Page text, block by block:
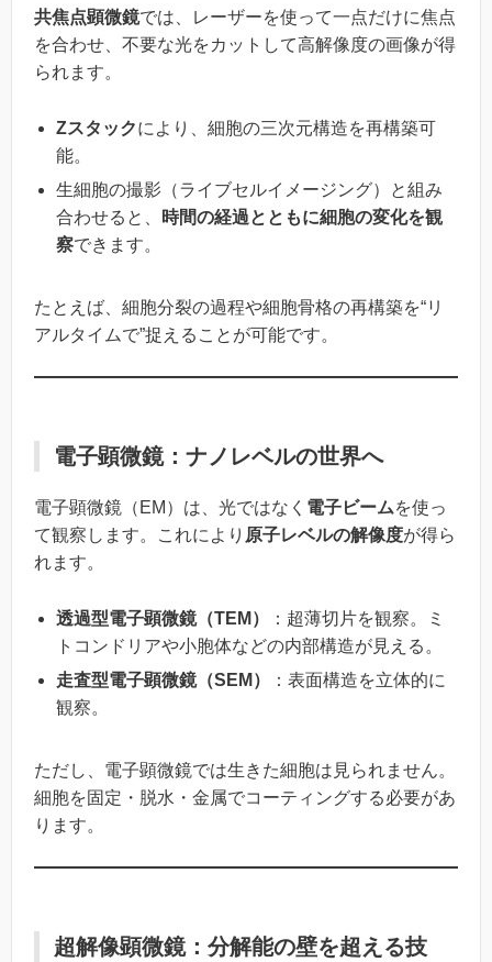
共焦点顕微鏡では、レーザーを使って一点だけに焦点
を合わせ、不要な光をカットして高解像度の画像が得
られます。
Zスタックにより、細胞の三次元構造を再構築可
能。
生細胞の撮影（ライブセルイメージング）と組み
合わせると、
時間の経過とともに細胞の変化を観
察できます。
たとえば、細胞分裂の過程や細胞骨格の再構築を“リ
アルタイムで”捉えることが可能です。
電子顕微鏡：ナノレベルの世界へ
電子顕微鏡（EM）は、光ではなく 電子ビームを使っ
て観察します。これにより 原子レベルの解像度が得ら
れます。
透過型電子顕微鏡（TEM）
：超薄切片を観察。ミ
トコンドリアや小胞体などの内部構造が見える。
走査型電子顕微鏡（SEM）
：表面構造を立体的に
観察。
ただし、電子顕微鏡では生きた細胞は見られません。
細胞を固定・脱水・金属でコーティングする必要があ
ります。
超解像顕微鏡：分解能の壁を超える技